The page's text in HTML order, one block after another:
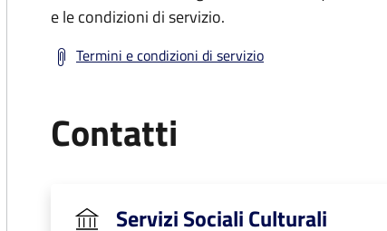
e le condizioni di servizio.
Termini e condizioni di servizio
Contatti
Servizi Sociali Culturali